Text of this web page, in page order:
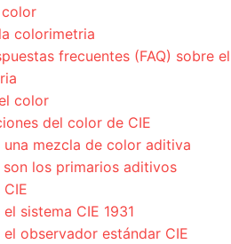
colorimetria
frecuentes (FAQ) sobre
color
del color de CIE
una mezcla de color aditiva
son los primarios aditivos
CIE
el sistema CIE 1931
el observador estándar CIE